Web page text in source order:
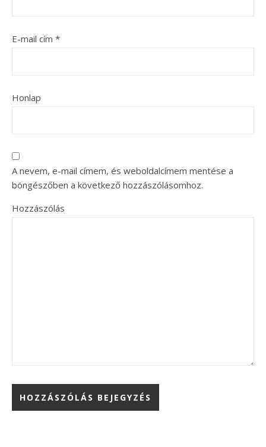
E-mail cím *
Honlap
A nevem, e-mail címem, és weboldalcímem mentése a
böngészőben a következő hozzászólásomhoz.
Hozzászólás